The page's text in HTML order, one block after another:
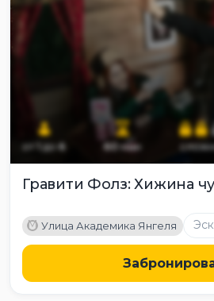
от до6 60мин
Гравити Фолз: Хижина
M Улица Академика Янгеля